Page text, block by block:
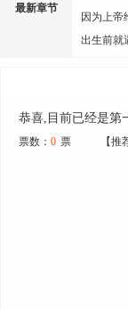
最新章节
因为上
出生前
恭喜,目前已经是第
票数： 0 票 【